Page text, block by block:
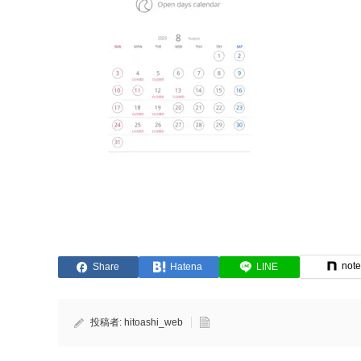
Share Hatena LINE note
投稿者: hitoashi_web